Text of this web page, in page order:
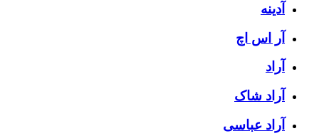
آدینه
آر اس اچ
آراد
آراد شاک
آراد عباسی